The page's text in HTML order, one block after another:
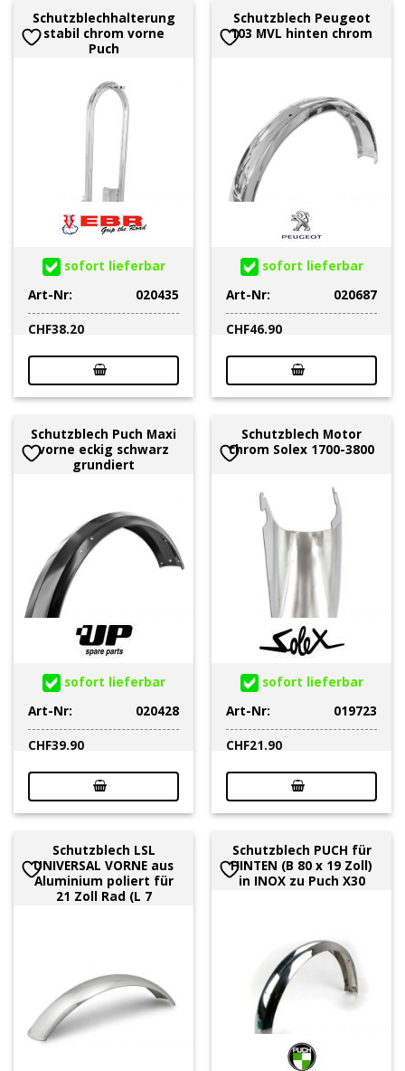
Schutzblechhalterung
stabil chrom vorne
Puch
sofort lieferbar
Art-Nr:
020435
CHF38.20
Schutzblech Peugeot
103 MVL hinten chrom
sofort lieferbar
Art-Nr:
020687
CHF46.90
Schutzblech Puch Maxi
vorne eckig schwarz
grundiert
sofort lieferbar
Art-Nr:
020428
CHF39.90
Schutzblech Motor
chrom Solex 1700-3800
sofort lieferbar
Art-Nr:
019723
CHF21.90
Schutzblech LSL
UNIVERSAL VORNE aus
Aluminium poliert für
21 Zoll Rad (L 7
Schutzblech PUCH für
HINTEN (B 80 x 19 Zoll)
in INOX zu Puch X30